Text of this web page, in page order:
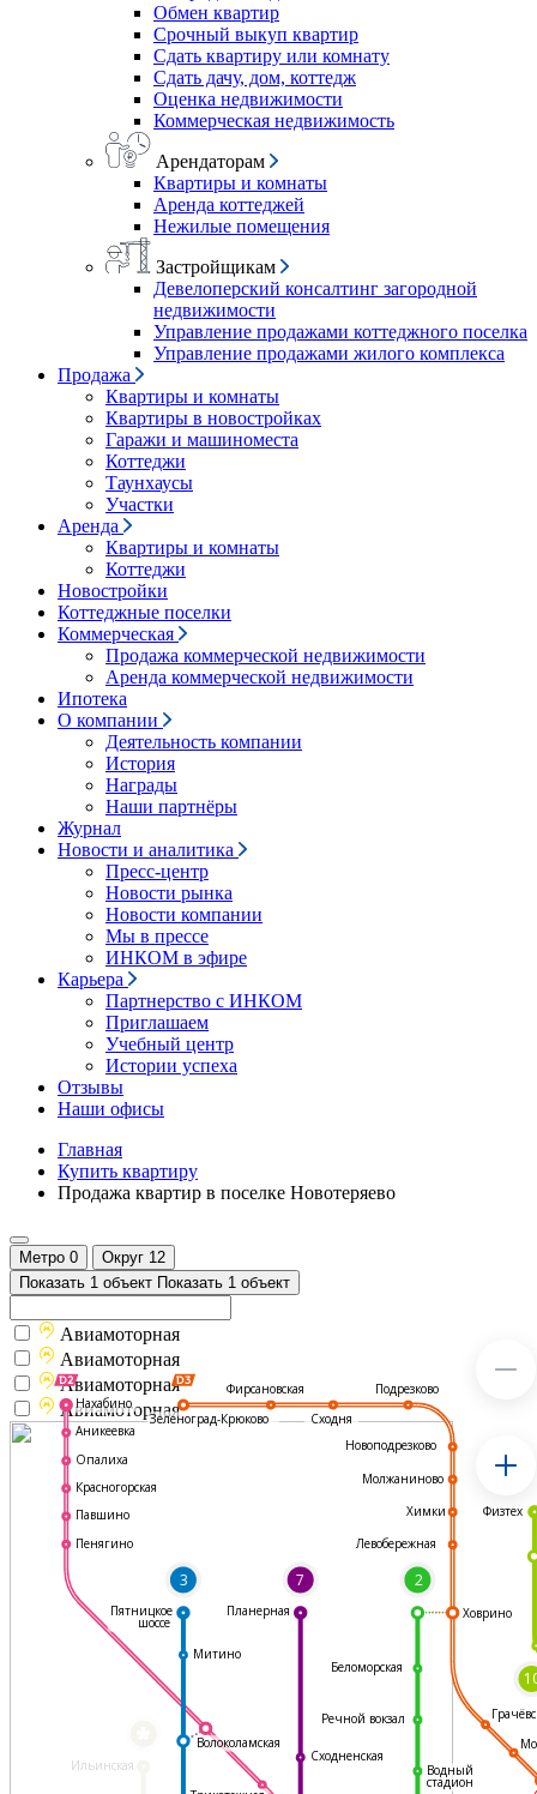
Обмен квартир
Срочный выкуп квартир
Сдать квартиру или комнату
Сдать дачу, дом, коттедж
Оценка недвижимости
Коммерческая недвижимость
Арендаторам
Квартиры и комнаты
Аренда коттеджей
Нежилые помещения
Застройщикам
Девелоперский консалтинг загородной
недвижимости
Управление продажами коттеджного поселка
Управление продажами жилого комплекса
Продажа
Квартиры и комнаты
Квартиры в новостройках
Гаражи и машиноместа
Коттеджи
Таунхаусы
Участки
Аренда
Квартиры и комнаты
Коттеджи
Новостройки
Коттеджные поселки
Коммерческая
Продажа коммерческой недвижимости
Аренда коммерческой недвижимости
Ипотека
О компании
Деятельность компании
История
Награды
Наши партнёры
Журнал
Новости и аналитика
Пресс-центр
Новости рынка
Новости компании
Мы в прессе
ИНКОМ в эфире
Карьера
Партнерство с ИНКОМ
Приглашаем
Учебный центр
Истории успеха
Отзывы
Наши офисы
Главная
Купить квартиру
Продажа квартир в поселке Новотеряево
Метро 0 Округ 12
Показать 1 объект Показать 1 объект
Ильинская
3 7 2
Фирсановская
Сходня
Подрезково
Новоподрезково
Молжаниново
Химки
Левобережная
Ховрино
Водный
стадион
Сходненская
Волоколамская
Митино
Нахабино
Аникеевка
Опалиха
Красногорская
Павшино
Пенягино
Пятницкое
шоссе
Планерная
Физтех
Речной вокзал
Беломорская
Зеленоград-Крюково
Авиамоторная
Авиамоторная
Авиамоторная
Авиамоторная